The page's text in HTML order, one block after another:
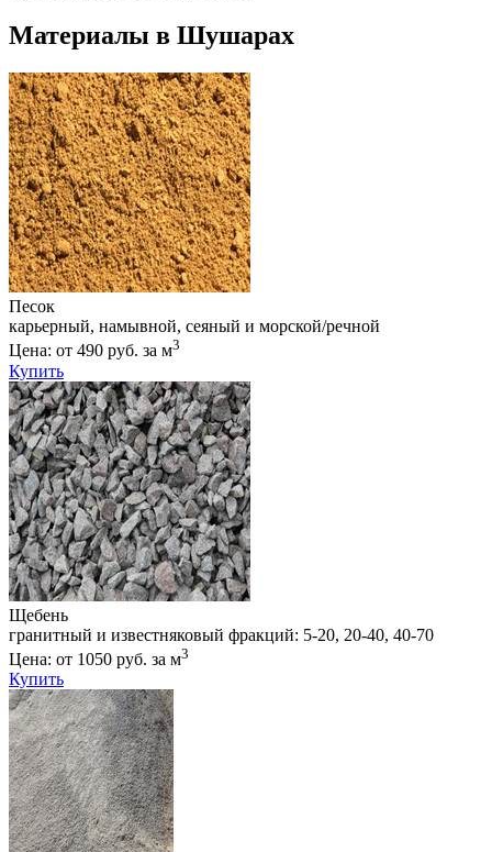
Материалы в Шушарах
Песок
карьерный, намывной, сеяный и морской/речной
Цена: от 490 руб. за м3
Купить
Щебень
гранитный и известняковый фракций: 5-20, 20-40, 40-70
Цена: от 1050 руб. за м3
Купить